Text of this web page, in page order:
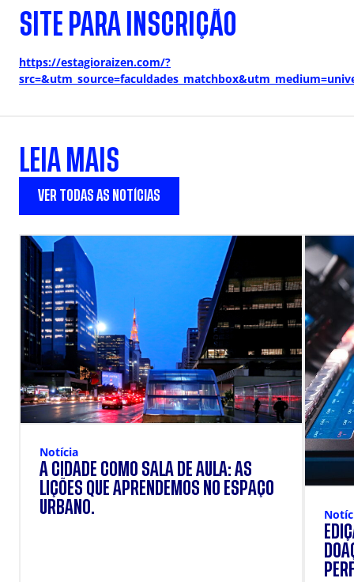
SITE PARA INSCRIÇÃO
https://estagioraizen.com/?
LEIA MAIS
VER TODAS AS NOTÍCIAS
Notícia
A CIDADE COMO SALA DE AULA: AS
LIÇÕES QUE APRENDEMOS NO ESPAÇO
URBANO.